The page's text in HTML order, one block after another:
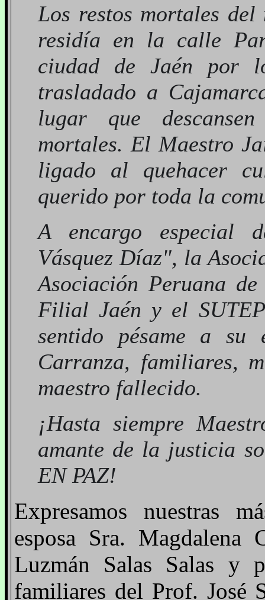
Los restos mortales del
residía en la calle
ciudad de Jaén por
trasladado a
lugar que
mortales. El Maestro
ligado al quehacer
querido por toda la
A encargo especial
Vásquez Díaz", la
Asociación Peruana
Filial Jaén y el
sentido pésame a su
Carranza, familiares,
maestro fallecido.
¡Hasta siempre
amante de la justicia
EN PAZ!
Expresamos nuestras
esposa Sra. Magdalena
Luzmán Salas Salas y
familiares del Prof. José